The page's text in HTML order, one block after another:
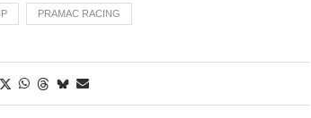
PRAMAC RACING